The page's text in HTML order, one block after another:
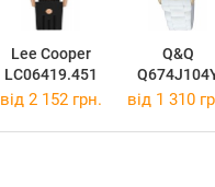
Lee Cooper
LC06419.451
Q&Q
від 2 152 грн. від 1 310